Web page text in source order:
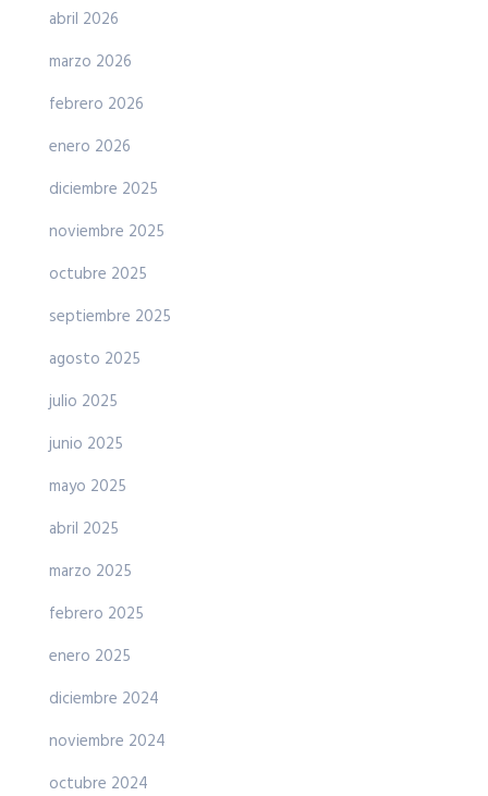
abril 2026
marzo 2026
febrero 2026
enero 2026
diciembre 2025
noviembre 2025
octubre 2025
septiembre 2025
agosto 2025
julio 2025
junio 2025
mayo 2025
abril 2025
marzo 2025
febrero 2025
enero 2025
diciembre 2024
noviembre 2024
octubre 2024